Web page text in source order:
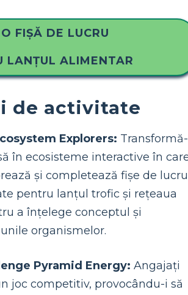
FIȘĂ DE LUCRU
LANȚUL ALIMENTAR
de activitate
Explorers:
în ecosisteme interactive în
și completează fișe de lucru
pentru lanțul trofic și rețeaua
a înțelege conceptul și
organismelor.
Pyramid Energy: Angajați
joc competitiv, provocându-i să